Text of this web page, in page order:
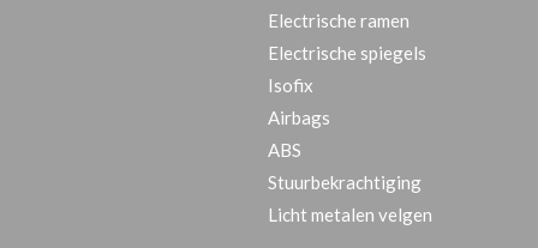
Electrische ramen
Electrische spiegels
Isofix
Airbags
ABS
Stuurbekrachtiging
Licht metalen velgen